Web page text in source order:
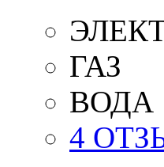
ГАЗ
ВОДА
4